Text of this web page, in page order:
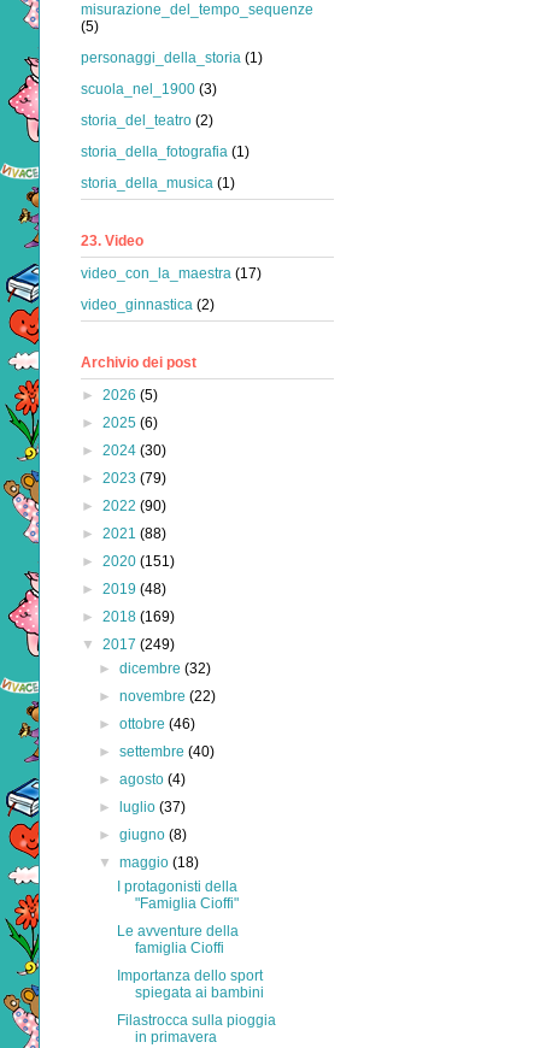
misurazione_del_tempo_sequenze
(5)
personaggi_della_storia (1)
scuola_nel_1900 (3)
storia_del_teatro (2)
storia_della_fotografia (1)
storia_della_musica (1)
23. Video
video_con_la_maestra (17)
video_ginnastica (2)
Archivio dei post
► 2026 (5)
► 2025 (6)
► 2024 (30)
► 2023 (79)
► 2022 (90)
► 2021 (88)
► 2020 (151)
► 2019 (48)
► 2018 (169)
▼ 2017 (249)
►dicembre(32)
►novembre(22)
►ottobre(46)
►settembre(40)
►agosto(4)
►
luglio(37)
►giugno(8)
▼maggio(18)
I protagonisti della
"Famiglia Cioffi"
Le avventure della
famiglia Cioffi
Importanza dello sport
spiegata ai bambini
Filastrocca sulla pioggia
in primavera